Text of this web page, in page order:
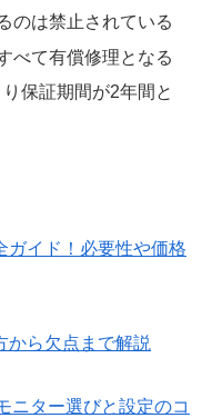
のは禁止されている
べて有償修理となる
保証期間が2年間と
ガイド！必要性や価格
から欠点まで解説
ニター選びと設定のコ